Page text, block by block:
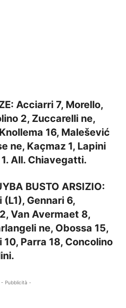
Acciarri 7, Morello,
2, Zuccarelli ne,
16, Malešević
ne, Kaçmaz 1, Lapini
All. Chiavegatti.
BUSTO ARSIZIO:
Gennari 6,
Van Avermaet 8,
ne, Obossa 15,
Parra 18, Concolino
- Pubblicità -